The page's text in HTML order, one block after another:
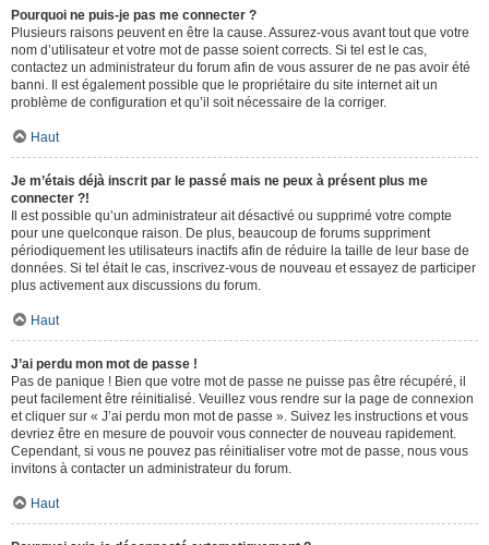
Pourquoi ne puis-je pas me connecter ?
Plusieurs raisons peuvent en être la cause. Assurez-vous avant tout que votre
nom d’utilisateur et votre mot de passe soient corrects. Si tel est le cas,
contactez un administrateur du forum afin de vous assurer de ne pas avoir été
banni. Il est également possible que le propriétaire du site internet ait un
problème de configuration et qu’il soit nécessaire de la corriger.
Haut
Je m’étais déjà inscrit par le passé mais ne peux à présent plus me
connecter ?!
Il est possible qu’un administrateur ait désactivé ou supprimé votre compte
pour une quelconque raison. De plus, beaucoup de forums suppriment
périodiquement les utilisateurs inactifs afin de réduire la taille de leur base de
données. Si tel était le cas, inscrivez-vous de nouveau et essayez de participer
plus activement aux discussions du forum.
Haut
J’ai perdu mon mot de passe !
Pas de panique ! Bien que votre mot de passe ne puisse pas être récupéré, il
peut facilement être réinitialisé. Veuillez vous rendre sur la page de connexion
et cliquer sur « J’ai perdu mon mot de passe ». Suivez les instructions et vous
devriez être en mesure de pouvoir vous connecter de nouveau rapidement.
Cependant, si vous ne pouvez pas réinitialiser votre mot de passe, nous vous
invitons à contacter un administrateur du forum.
Haut